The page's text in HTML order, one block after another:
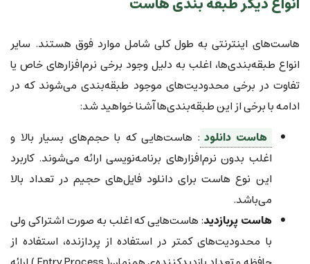
هاست‌های اینترنتی به طول کلی شامل موارد فوق هستند. سایر
انواع طبقه‌بندی‌ها، اغلب به دلیل وجود برخی نرم‌افزارهای خاص یا
تفاوت در برخی محدودیت‌های موجود طبقه‌بندی می‌شوند که در
ادامه با برخی از این طبقه‌بندی‌ها آشنا خواهید شد:
هاست دانلود : هاست‌هایی که با حجم‌های بسیار بالا و
اغلب بدون نرم‌افزارهای برنامه‌نویسی ارائه می‌شوند. کاربرد
این نوع هاست برای دانلود فایل‌های حجیم در تعداد بالا
می‌باشد.
هاست پربازدید: هاست‌هایی که اغلب به صورت اشتراکی ولی
با محدودیت‌های کمتر در استفاده از پردازنده، استفاده از